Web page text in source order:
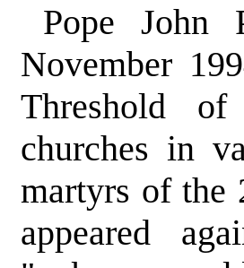
Pope
November
Threshold
churches in
martyrs of the
appeared